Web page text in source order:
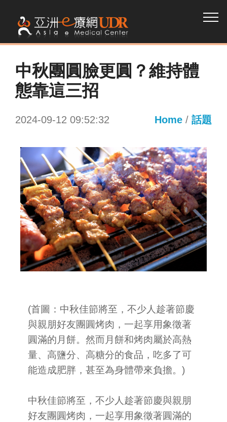
中秋團圓臉更圓？維持體
態靠這三招
2024-09-12 09:52:32 Home / 話題
(首圖：中秋佳節將至，不少人趁著節慶
與親朋好友團圓烤肉，一起享用象徵著
圓滿的月餅。然而月餅和烤肉屬於高熱
量、高鹽分、高糖分的食品，吃多了可
能造成肥胖，甚至為身體帶來負擔。)
中秋佳節將至，不少人趁著節慶與親朋
好友團圓烤肉，一起享用象徵著圓滿的